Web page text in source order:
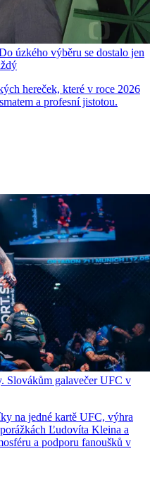
úzkého výběru se dostalo jen
hereček, které v roce 2026
a profesní jistotou.
Slovákům galavečer UFC v
na jedné kartě UFC, výhra
Ľudovíta Kleina a
a podporu fanoušků v